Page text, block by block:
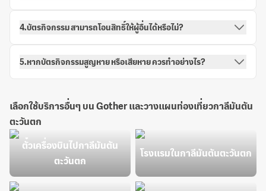
4.บัตรกิจกรรม สามารถโอนสิทธิ์ให้ผู้อื่นได้หรือไม่?
5.หากบัตรกิจกรรมสูญหาย หรือเสียหาย ควรทำอย่างไร?
เลือกใช้บริการอื่นๆ บน Gother และวางแผนท่องเที่ยวกาลีมันตัน
ตะวันตก
ตั๋วเครื่องบินไปกาลีมันตัน
ตะวันตก
โรงแรมในกาลีมันตันตะวันตก